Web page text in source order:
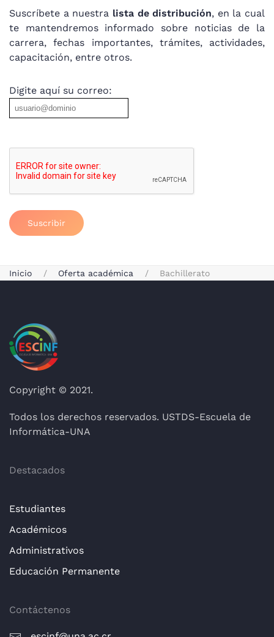
Suscríbete a nuestra lista de distribución, en la cual
te mantendremos informado sobre noticias de la
carrera, fechas importantes, trámites, actividades,
capacitación, entre otros.
Digite aquí su correo:
Suscribir
Inicio Oferta académica Bachillerato
Copyright © 2021.
Todos los derechos reservados. USTDS-Escuela de
Informática-UNA
Destacados
Estudiantes
Académicos
Administrativos
Educación Permanente
Contáctenos